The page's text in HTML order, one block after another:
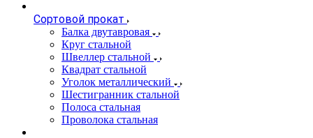
Сортовой прокат
Балка двутавровая
Круг стальной
Швеллер стальной
Квадрат стальной
Уголок металлический
Шестигранник стальной
Полоса стальная
Проволока стальная